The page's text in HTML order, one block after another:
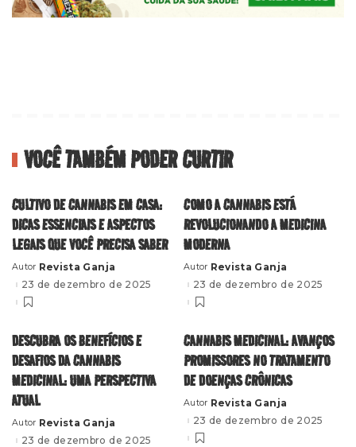
VOCÊ TAMBÉM PODER CURTIR
CULTIVO DE CANNABIS EM CASA:
DICAS ESSENCIAIS E ASPECTOS
LEGAIS QUE VOCÊ PRECISA SABER
Posted
by
Autor Revista Ganja
23 de dezembro de 2025
COMO A CANNABIS ESTÁ
REVOLUCIONANDO A MEDICINA
MODERNA
Posted
by
Autor Revista Ganja
23 de dezembro de 2025
DESCUBRA OS BENEFÍCIOS E
DESAFIOS DA CANNABIS
MEDICINAL: UMA PERSPECTIVA
ATUAL
Posted
by
Autor Revista Ganja
23 de dezembro de 2025
CANNABIS MEDICINAL: AVANÇOS
PROMISSORES NO TRATAMENTO
DE DOENÇAS CRÔNICAS
Posted
by
Autor Revista Ganja
23 de dezembro de 2025